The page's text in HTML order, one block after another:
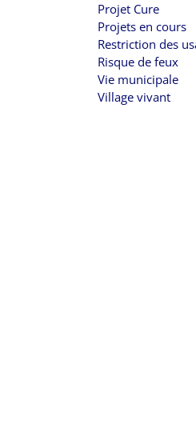
Projet Cure
Projets en cours
Restriction des
Risque de feux
Vie municipale
Village vivant